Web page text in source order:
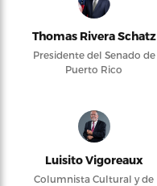
Thomas Rivera Schatz
Presidente del Senado de
Puerto Rico
Luisito Vigoreaux
Columnista Cultural y de